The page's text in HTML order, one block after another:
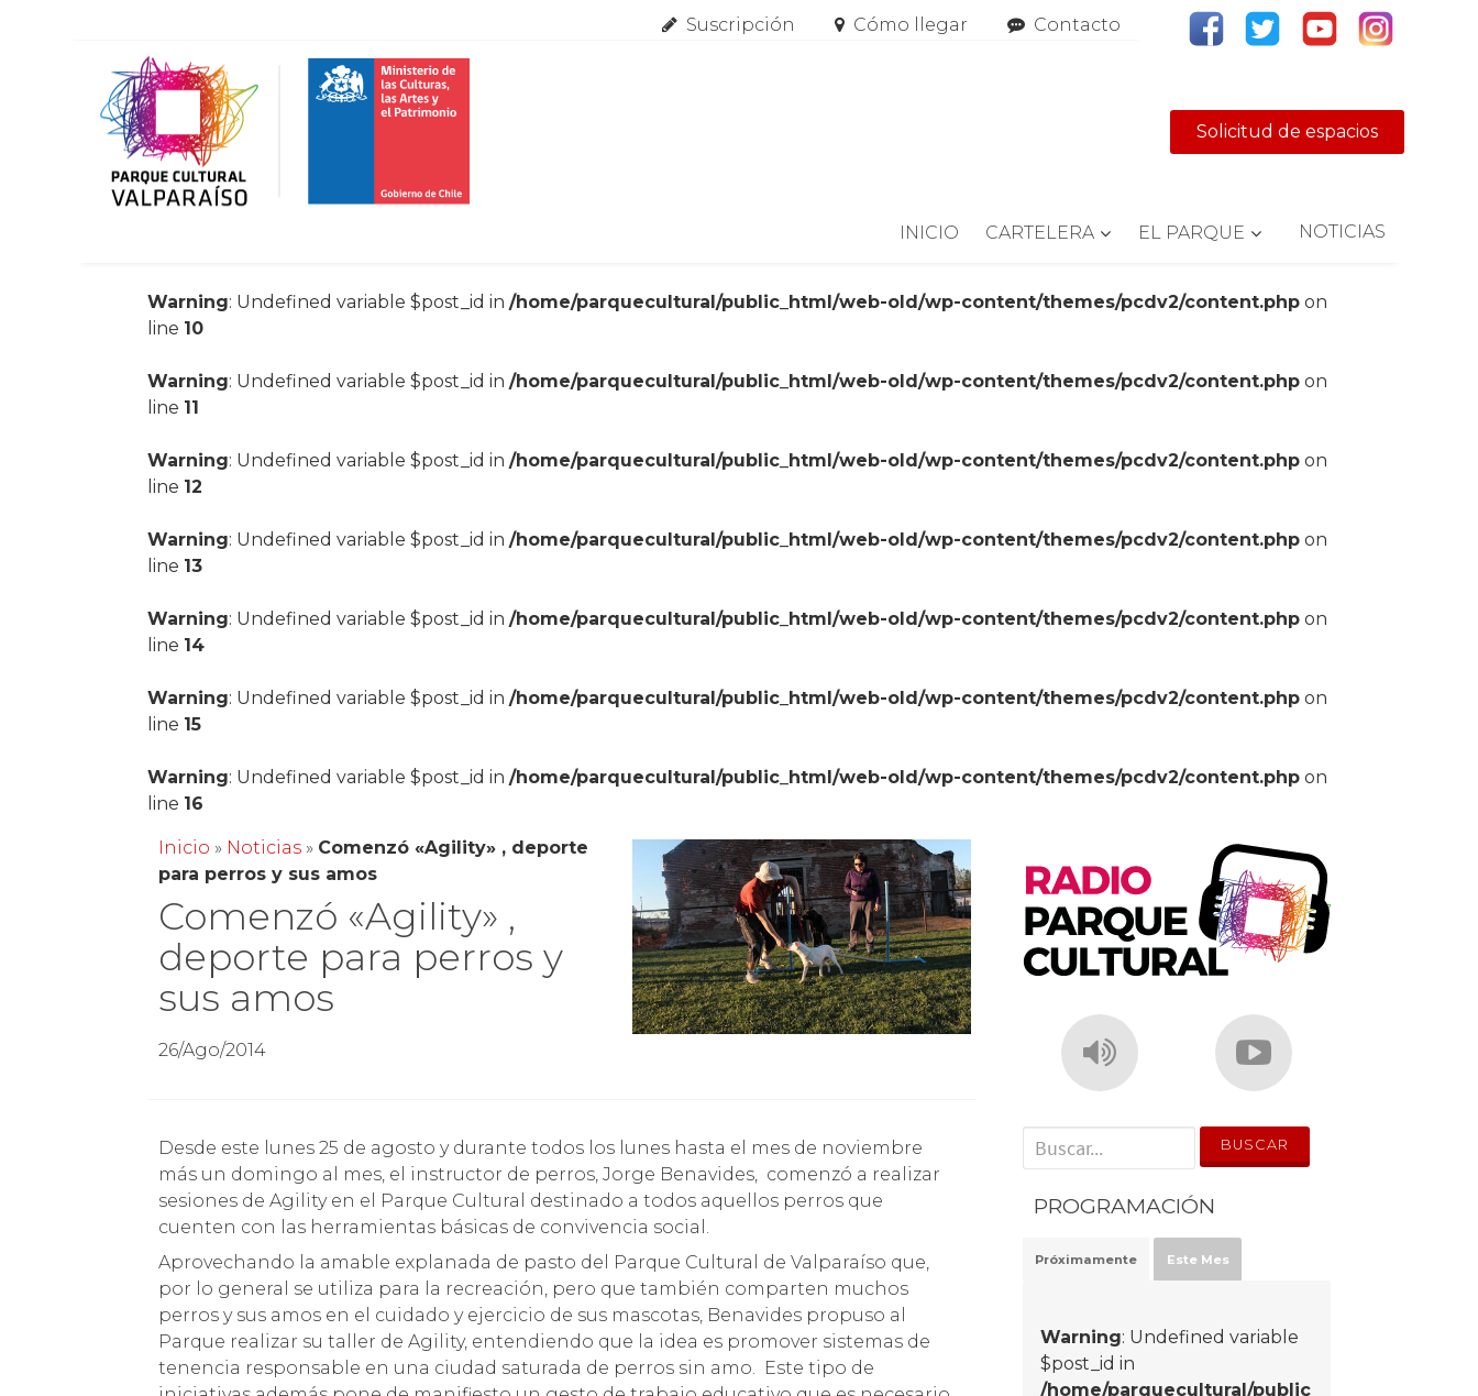
Suscripción Cómo llegar Contacto
Solicitud de espacios
INICIO CARTELERA EL PARQUE NOTICIAS
Warning: Undefined variable $post_id in/home/parquecultural/public_html/web-old/wp-content/themes/pcdv2/content.php on
line 10
Warning: Undefined variable $post_id in/home/parquecultural/public_html/web-old/wp-content/themes/pcdv2/content.php on
line 11
Warning: Undefined variable $post_id in/home/parquecultural/public_html/web-old/wp-content/themes/pcdv2/content.php on
line 12
Warning: Undefined variable $post_id in/home/parquecultural/public_html/web-old/wp-content/themes/pcdv2/content.php on
line 13
Warning: Undefined variable $post_id in/home/parquecultural/public_html/web-old/wp-content/themes/pcdv2/content.php on
line 14
Warning: Undefined variable $post_id in/home/parquecultural/public_html/web-old/wp-content/themes/pcdv2/content.php on
line 15
Warning: Undefined variable $post_id in/home/parquecultural/public_html/web-old/wp-content/themes/pcdv2/content.php on
line 16
Inicio » Noticias » Comenzó «Agility» , deporte
para perros y sus amos
Comenzó «Agility» ,
deporte para perros y
sus amos
26/Ago/2014
Desde este lunes 25 de agosto y durante todos los lunes hasta el mes de noviembre
más un domingo al mes, el instructor de perros, Jorge Benavides, comenzó a realizar
sesiones de Agility en el Parque Cultural destinado a todos aquellos perros que
cuenten con las herramientas básicas de convivencia social.
Aprovechando la amable explanada de pasto del Parque Cultural de Valparaíso que,
por lo general se utiliza para la recreación, pero que también comparten muchos
perros y sus amos en el cuidado y ejercicio de sus mascotas, Benavides propuso al
Parque realizar su taller de Agility, entendiendo que la idea es promover sistemas de
tenencia responsable en una ciudad saturada de perros sin amo. Este tipo de
' . __('Search for:') . '
PROGRAMACIÓN
Próximamente Este Mes
Warning: Undefined variable
$post_id in
/home/parquecultural/public